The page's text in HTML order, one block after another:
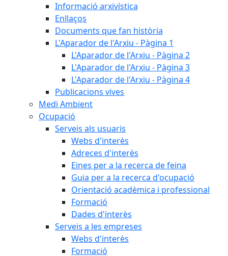
Informació arxivística
Enllaços
Documents que fan història
L'Aparador de l'Arxiu - Pàgina 1
L'Aparador de l'Arxiu - Pàgina 2
L'Aparador de l'Arxiu - Pàgina 3
L'Aparador de l'Arxiu - Pàgina 4
Publicacions vives
Medi Ambient
Ocupació
Serveis als usuaris
Webs d'interès
Adreces d'interès
Eines per a la recerca de feina
Guia per a la recerca d'ocupació
Orientació acadèmica i professional
Formació
Dades d'interès
Serveis a les empreses
Webs d'interès
Formació